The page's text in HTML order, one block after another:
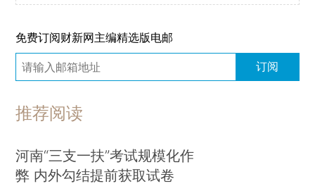
免费订阅财新网主编精选版电邮
订阅
推荐阅读
河南“三支一扶”考试规模化作
弊 内外勾结提前获取试卷